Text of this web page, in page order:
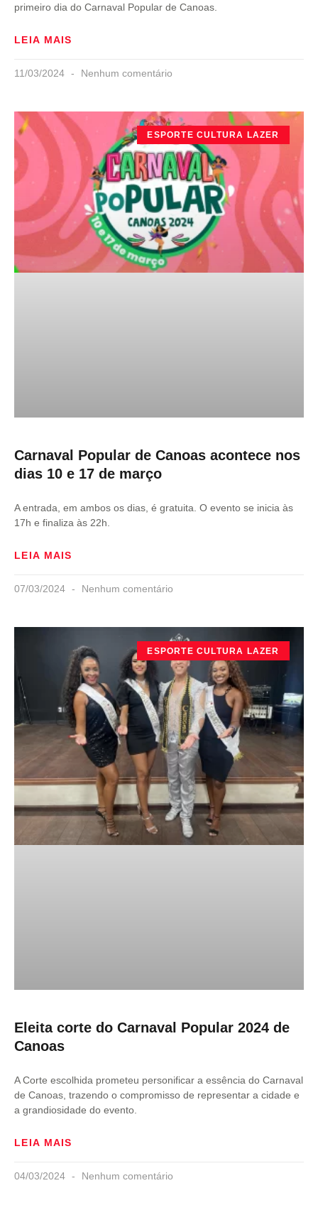
primeiro dia do Carnaval Popular de Canoas.
LEIA MAIS
11/03/2024 Nenhum comentário
ESPORTE CULTURA LAZER
Carnaval Popular de Canoas acontece nos
dias 10 e 17 de março
A entrada, em ambos os dias, é gratuita. O evento se inicia às
17h e finaliza às 22h.
LEIA MAIS
07/03/2024 Nenhum comentário
ESPORTE CULTURA LAZER
Eleita corte do Carnaval Popular 2024 de
Canoas
A Corte escolhida prometeu personificar a essência do Carnaval
de Canoas, trazendo o compromisso de representar a cidade e
a grandiosidade do evento.
LEIA MAIS
04/03/2024 Nenhum comentário